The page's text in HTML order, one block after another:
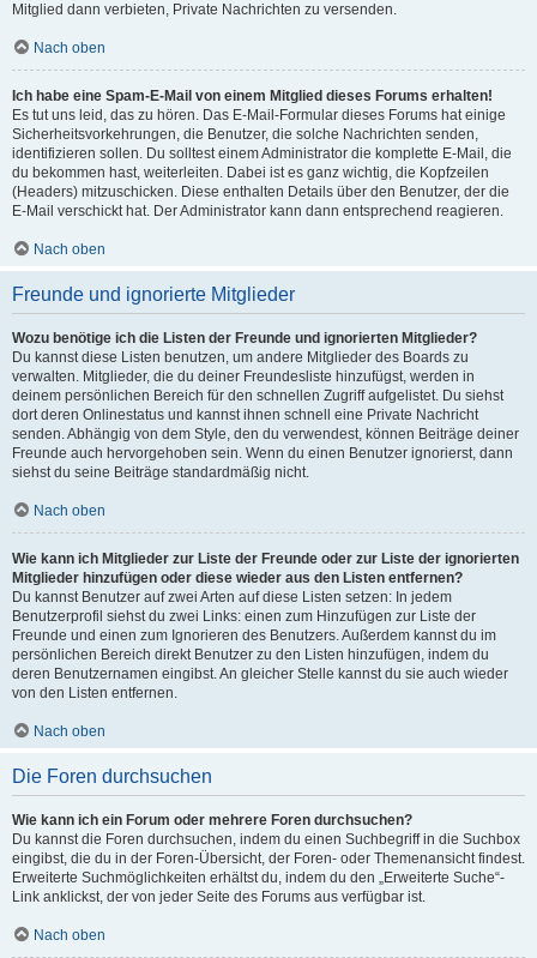
Mitglied dann verbieten, Private Nachrichten zu versenden.
Nach oben
Ich habe eine Spam-E-Mail von einem Mitglied dieses Forums erhalten!
Es tut uns leid, das zu hören. Das E-Mail-Formular dieses Forums hat einige
Sicherheitsvorkehrungen, die Benutzer, die solche Nachrichten senden,
identifizieren sollen. Du solltest einem Administrator die komplette E-Mail, die
du bekommen hast, weiterleiten. Dabei ist es ganz wichtig, die Kopfzeilen
(Headers) mitzuschicken. Diese enthalten Details über den Benutzer, der die
E-Mail verschickt hat. Der Administrator kann dann entsprechend reagieren.
Nach oben
Freunde und ignorierte Mitglieder
Wozu benötige ich die Listen der Freunde und ignorierten Mitglieder?
Du kannst diese Listen benutzen, um andere Mitglieder des Boards zu
verwalten. Mitglieder, die du deiner Freundesliste hinzufügst, werden in
deinem persönlichen Bereich für den schnellen Zugriff aufgelistet. Du siehst
dort deren Onlinestatus und kannst ihnen schnell eine Private Nachricht
senden. Abhängig von dem Style, den du verwendest, können Beiträge deiner
Freunde auch hervorgehoben sein. Wenn du einen Benutzer ignorierst, dann
siehst du seine Beiträge standardmäßig nicht.
Nach oben
Wie kann ich Mitglieder zur Liste der Freunde oder zur Liste der ignorierten
Mitglieder hinzufügen oder diese wieder aus den Listen entfernen?
Du kannst Benutzer auf zwei Arten auf diese Listen setzen: In jedem
Benutzerprofil siehst du zwei Links: einen zum Hinzufügen zur Liste der
Freunde und einen zum Ignorieren des Benutzers. Außerdem kannst du im
persönlichen Bereich direkt Benutzer zu den Listen hinzufügen, indem du
deren Benutzernamen eingibst. An gleicher Stelle kannst du sie auch wieder
von den Listen entfernen.
Nach oben
Die Foren durchsuchen
Wie kann ich ein Forum oder mehrere Foren durchsuchen?
Du kannst die Foren durchsuchen, indem du einen Suchbegriff in die Suchbox
eingibst, die du in der Foren-Übersicht, der Foren- oder Themenansicht findest.
Erweiterte Suchmöglichkeiten erhältst du, indem du den „Erweiterte Suche“-
Link anklickst, der von jeder Seite des Forums aus verfügbar ist.
Nach oben